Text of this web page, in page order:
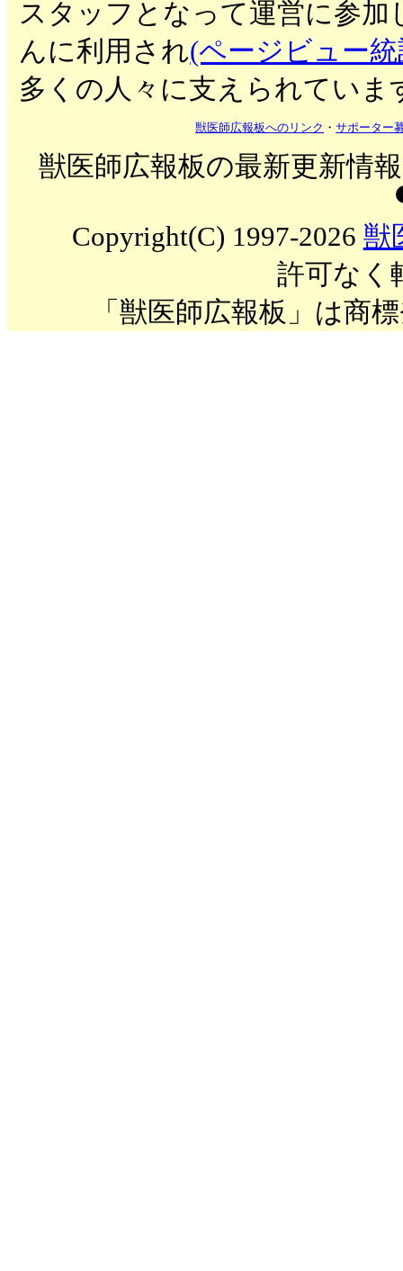
スタッフとなって運営に参加
んに利用され(ページビュー
多くの人々に支えられていま
獣医師広報板へのリンク ・サポーター
獣医師広報板の最新更新情
Copyright(C) 1997-2026 獣
許可なく
「獣医師広報板」は商